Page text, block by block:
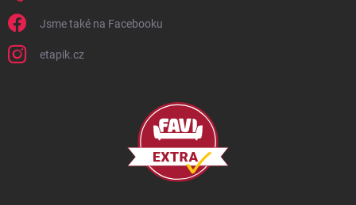
Jsme také na Facebooku
etapik.cz